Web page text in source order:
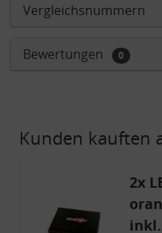
Vergleichsnummern
Bewertungen 0
Kunden kauften
2x